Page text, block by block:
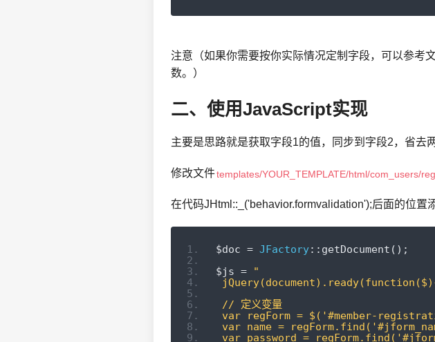
注意（如果你需要按你实际情况定制字段，可以参考
数。）
二、使用JavaScript实现
主要是思路就是获取字段1的值，同步到字段2，省去
修改文件templates/YOUR_TEMPLATE/html/com_users/
在代码JHtml::_('behavior.formvalidation');后面的位置
$doc = JFactory:: getDocument ();
$js =
"
// 定义变量
var regForm = $('#member-
var name =
var password =